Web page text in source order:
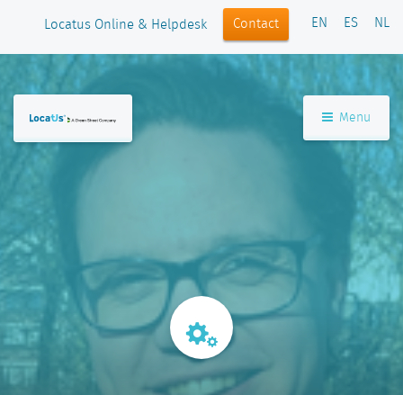
Locatus Online & Helpdesk Contact EN ES NL
Menu